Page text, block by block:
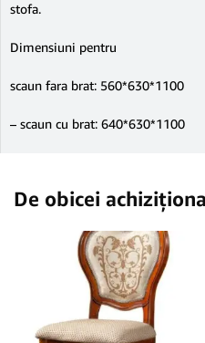
stofa.
Dimensiuni pentru
scaun fara brat: 560*630*1100
– scaun cu brat: 640*630*1100
De obicei